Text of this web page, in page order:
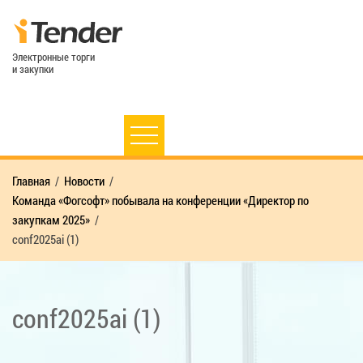
Электронные торги
и закупки
Главная
Новости
Команда «Фогсофт» побывала на конференции «Директор по
закупкам 2025»
conf2025ai (1)
conf2025ai (1)